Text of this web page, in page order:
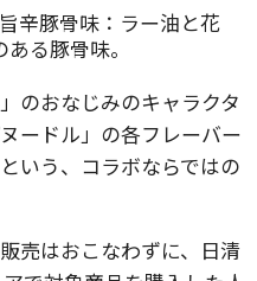
辛豚骨味：ラー油と花
る豚骨味。
のおなじみのキャラクタ
ードル」の各フレーバー
いう、コラボならではの
売はおこなわずに、日清